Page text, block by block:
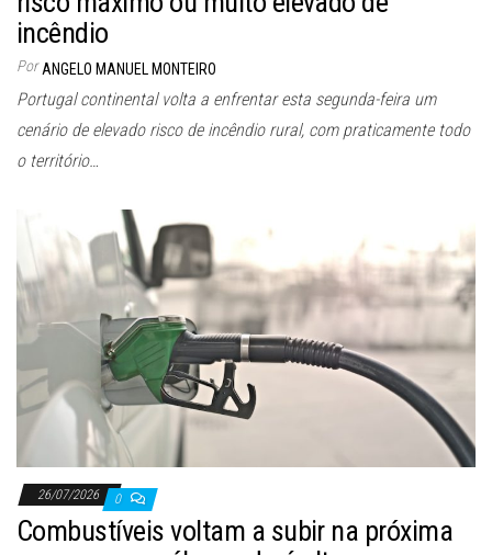
incêndio
Por ANGELO MANUEL MONTEIRO
Portugal continental volta a enfrentar esta segunda-feira um
cenário de elevado risco de incêndio rural, com praticamente todo
o território…
26/07/2026 0
Combustíveis voltam a subir na próxima